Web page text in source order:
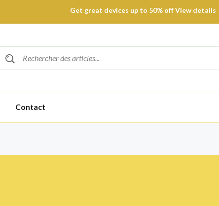
Get great devices up to 50% off View details
Supper Value Deals - Save more with coupons
Contact